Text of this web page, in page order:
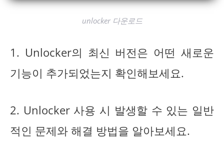
unlocker 다운로드
1. Unlocker의 최신 버전은 어떤 새로운
기능이 추가되었는지 확인해보세요.
2. Unlocker 사용 시 발생할 수 있는 일반
적인 문제와 해결 방법을 알아보세요.